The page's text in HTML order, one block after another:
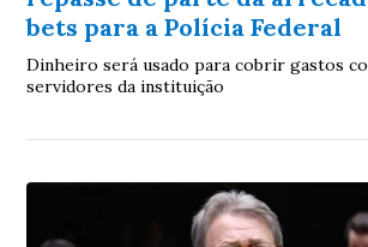
bets para a Polícia Federal
Dinheiro será usado para cobrir gastos
servidores da instituição